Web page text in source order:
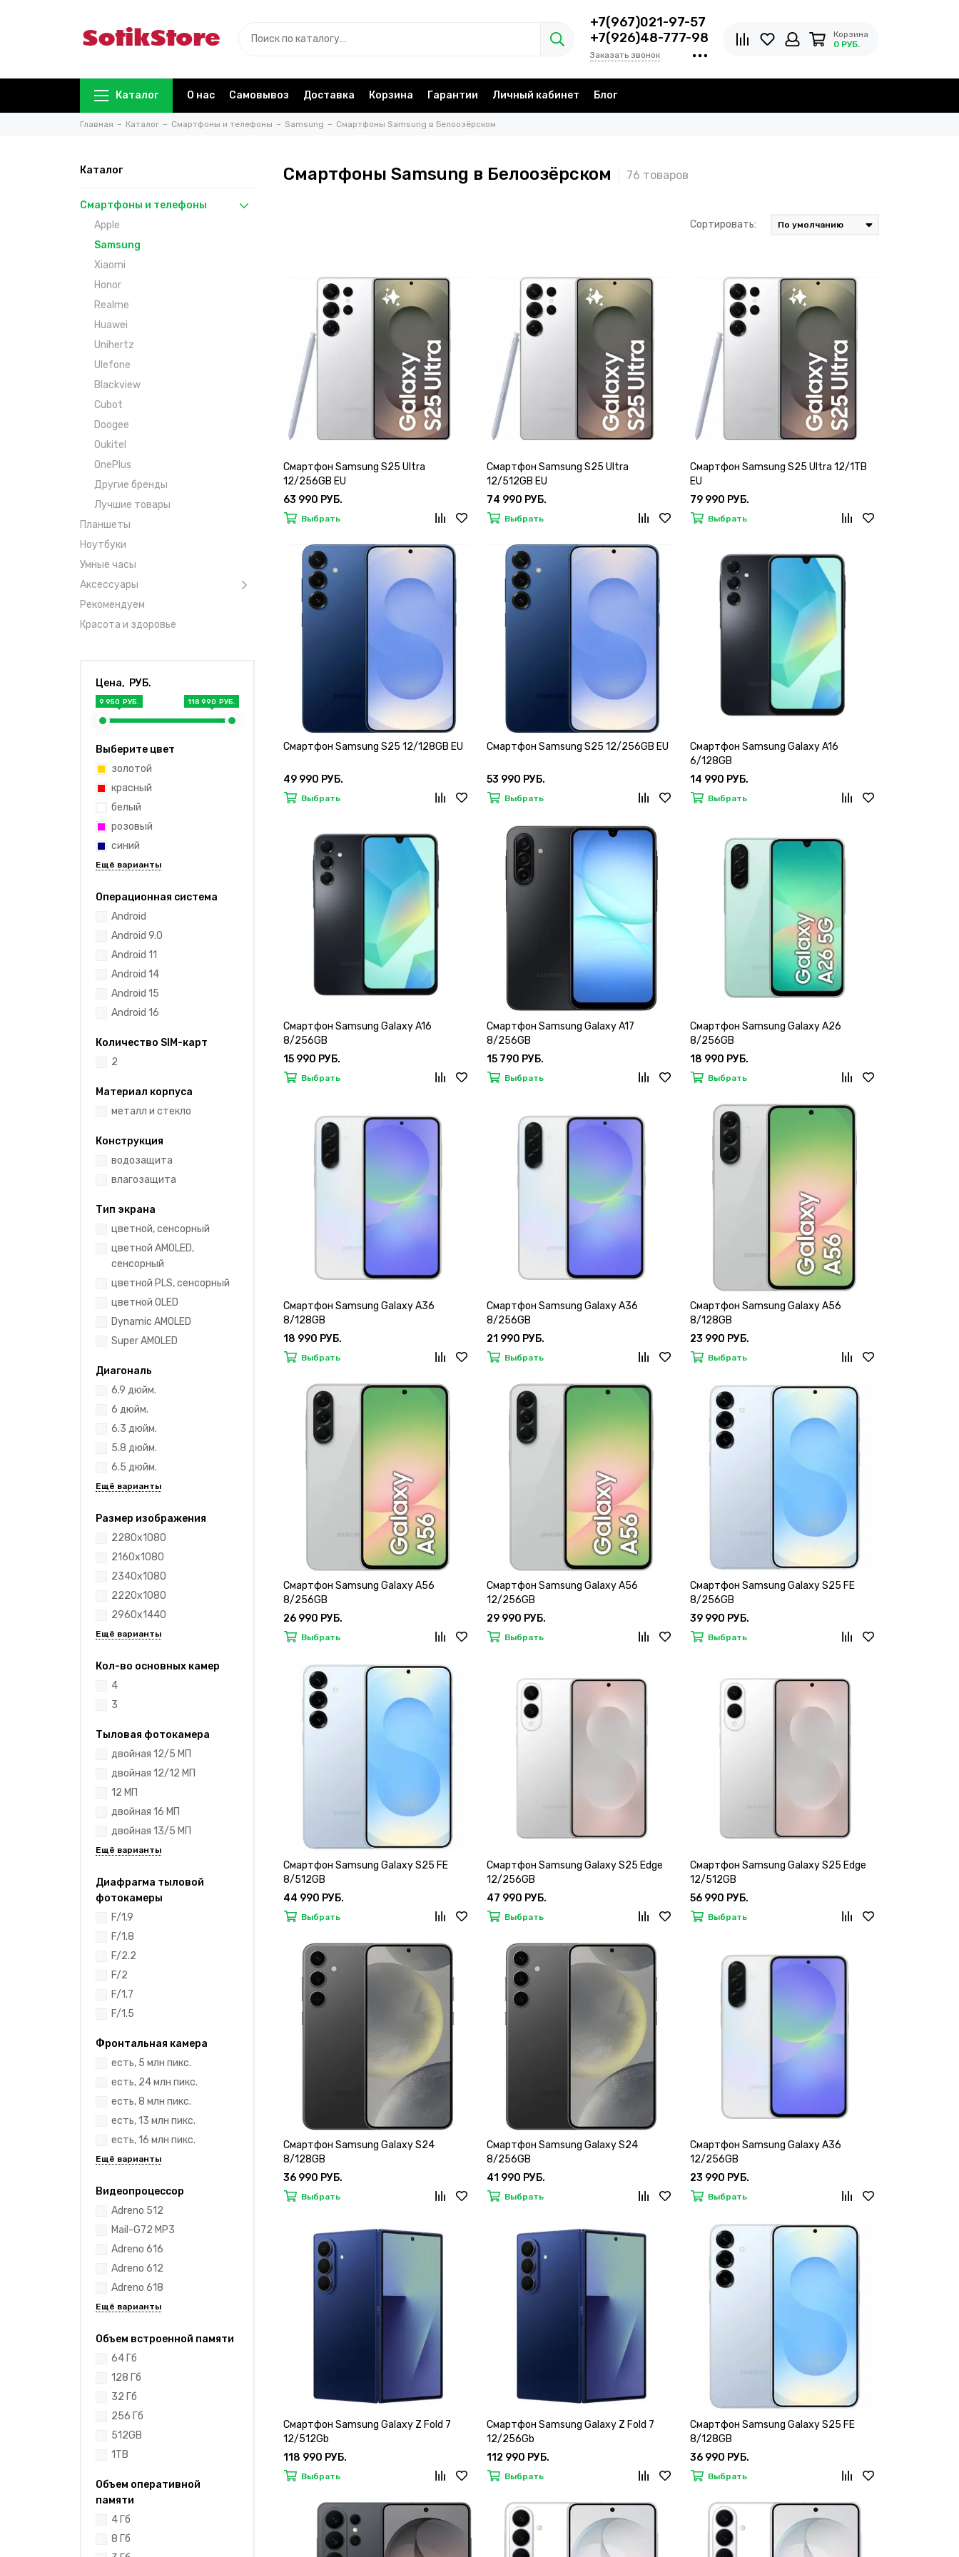
+7(967)021-97-57
+7(926)48-777-98
Заказать звонок
Корзина
0 РУБ.
Каталог О нас Самовывоз Доставка Корзина Гарантии Личный кабинет Блог
Главная Каталог Смартфоны и телефоны Samsung Смартфоны Samsung в Белоозёрском
Каталог
Смартфоны и телефоны
Apple
Samsung
Xiaomi
Honor
Realme
Huawei
Unihertz
Ulefone
Blackview
Cubot
Doogee
Oukitel
OnePlus
Другие бренды
Лучшие товары
Планшеты
Ноутбуки
Умные часы
Аксессуары
Рекомендуем
Красота и здоровье
Цена, РУБ.
9 950 РУБ. 118 990 РУБ.
Выберите цвет
золотой
красный
белый
розовый
синий
Операционная система
Android
Android 9.0
Android 11
Android 14
Android 15
Android 16
Количество SIM-карт
2
Материал корпуса
металл и стекло
Конструкция
водозащита
влагозащита
Тип экрана
цветной, сенсорный
цветной AMOLED,
сенсорный
цветной PLS, сенсорный
цветной OLED
Dynamic AMOLED
Super AMOLED
Диагональ
6.9 дюйм.
6 дюйм.
6.3 дюйм.
5.8 дюйм.
6.5 дюйм.
Размер изображения
2280x1080
2160x1080
2340x1080
2220x1080
2960x1440
Кол-во основных камер
4
3
Тыловая фотокамера
двойная 12/5 МП
двойная 12/12 МП
12 МП
двойная 16 МП
двойная 13/5 МП
Диафрагма тыловой
фотокамеры
F/1.9
F/1.8
F/2.2
F/2
F/1.7
F/1.5
Фронтальная камера
есть, 5 млн пикс.
есть, 24 млн пикс.
есть, 8 млн пикс.
есть, 13 млн пикс.
есть, 16 млн пикс.
Видеопроцессор
Adreno 512
Mail-G72 MP3
Adreno 616
Adreno 612
Adreno 618
Объем встроенной памяти
64 Гб
128 Гб
32 Гб
256 Гб
512GB
1TB
Объем оперативной
памяти
4 Гб
8 Гб
Смартфоны Samsung в Белоозёрском
Сортировать:
Смартфон Samsung S25 Ultra
12/256GB EU
63 990 РУБ.
Выбрать
Смартфон Samsung S25 Ultra
12/512GB EU
74 990 РУБ.
Выбрать
Смартфон Samsung S25 Ultra 12/1TB
EU
79 990 РУБ.
Выбрать
Смартфон Samsung S25 12/128GB EU
49 990 РУБ.
Выбрать
Смартфон Samsung S25 12/256GB EU
53 990 РУБ.
Выбрать
Смартфон Samsung Galaxy A16
6/128GB
14 990 РУБ.
Выбрать
Смартфон Samsung Galaxy A16
8/256GB
15 990 РУБ.
Выбрать
Смартфон Samsung Galaxy A17
8/256GB
15 790 РУБ.
Выбрать
Смартфон Samsung Galaxy A26
8/256GB
18 990 РУБ.
Выбрать
Смартфон Samsung Galaxy A36
8/128GB
18 990 РУБ.
Выбрать
Смартфон Samsung Galaxy A36
8/256GB
21 990 РУБ.
Выбрать
Смартфон Samsung Galaxy A56
8/128GB
23 990 РУБ.
Выбрать
Смартфон Samsung Galaxy A56
8/256GB
26 990 РУБ.
Выбрать
Смартфон Samsung Galaxy A56
12/256GB
29 990 РУБ.
Выбрать
Смартфон Samsung Galaxy S25 FE
8/256GB
39 990 РУБ.
Выбрать
Смартфон Samsung Galaxy S25 FE
8/512GB
44 990 РУБ.
Выбрать
Смартфон Samsung Galaxy S25 Edge
12/256GB
47 990 РУБ.
Выбрать
Смартфон Samsung Galaxy S25 Edge
12/512GB
56 990 РУБ.
Выбрать
Смартфон Samsung Galaxy S24
8/128GB
36 990 РУБ.
Выбрать
Смартфон Samsung Galaxy S24
8/256GB
41 990 РУБ.
Выбрать
Смартфон Samsung Galaxy A36
12/256GB
23 990 РУБ.
Выбрать
Смартфон Samsung Galaxy Z Fold 7
12/512Gb
118 990 РУБ.
Выбрать
Смартфон Samsung Galaxy Z Fold 7
12/256Gb
112 990 РУБ.
Выбрать
Смартфон Samsung Galaxy S25 FE
8/128GB
36 990 РУБ.
Выбрать